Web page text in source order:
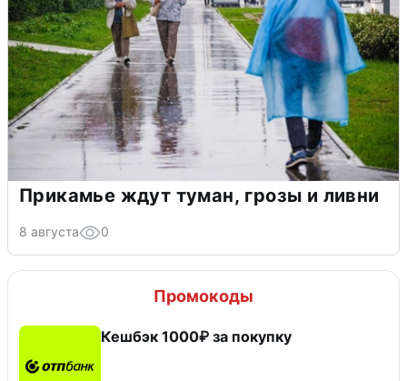
Прикамье ждут туман, грозы и ливни
8 августа 0
Промокоды
Кешбэк 1000₽ за покупку